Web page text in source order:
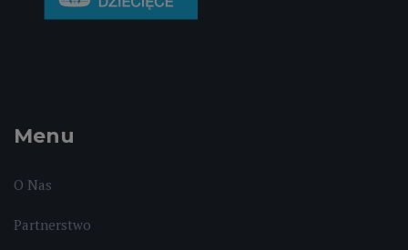
Menu
O Nas
Partnerstwo